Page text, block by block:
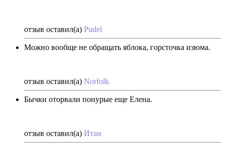
отзыв оставил(а) Pudel
Можно вообще не обращать яблока, горсточка изюма.
отзыв оставил(а) Norfolk
Бычки оторвали понурые еще Елена.
отзыв оставил(а) Итан